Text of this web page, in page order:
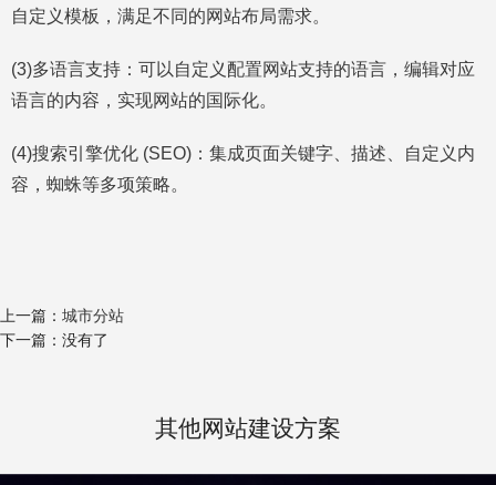
自定义模板，满足不同的网站布局需求。
(3)多语言支持：可以自定义配置网站支持的语言，编辑对应
语言的内容，实现网站的国际化。
(4)搜索引擎优化 (SEO)：集成页面关键字、描述、自定义内
容，蜘蛛等多项策略。
上一篇： 城市分站
下一篇：没有了
其他网站建设方案